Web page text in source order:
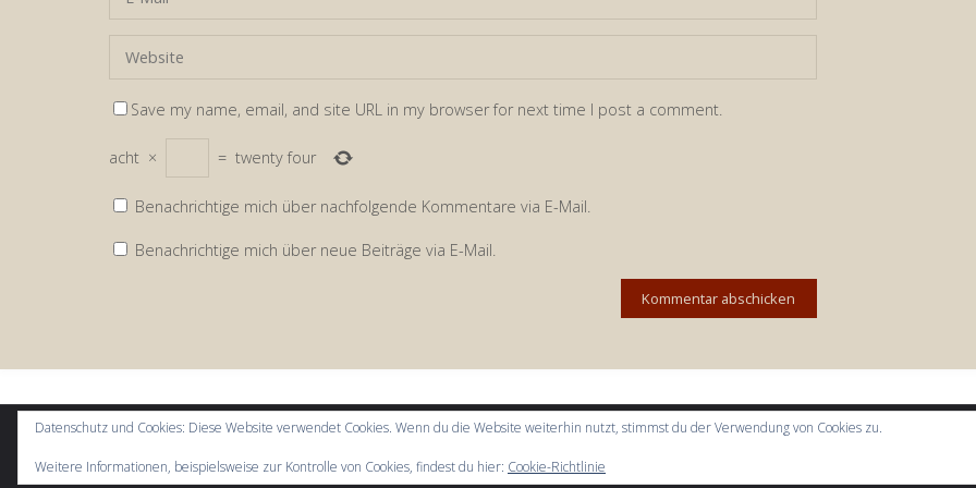
Save my name, email, and site URL in my browser for next time I post a comment.
acht × = twenty four
Benachrichtige mich über nachfolgende Kommentare via E-Mail.
Benachrichtige mich über neue Beiträge via E-Mail.
Datenschutz und Cookies: Diese Website verwendet Cookies. Wenn du die Website weiterhin nutzt, stimmst du der Verwendung von Cookies zu.
Weitere Informationen, beispielsweise zur Kontrolle von Cookies, findest du hier: Cookie-Richtlinie